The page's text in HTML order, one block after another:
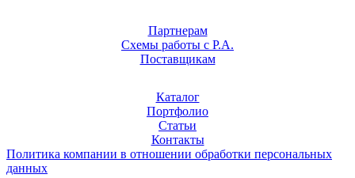
Партнерам
Схемы работы с Р.А.
Поставщикам
Каталог
Портфолио
Статьи
Контакты
Политика компании в отношении обработки персональных
данных